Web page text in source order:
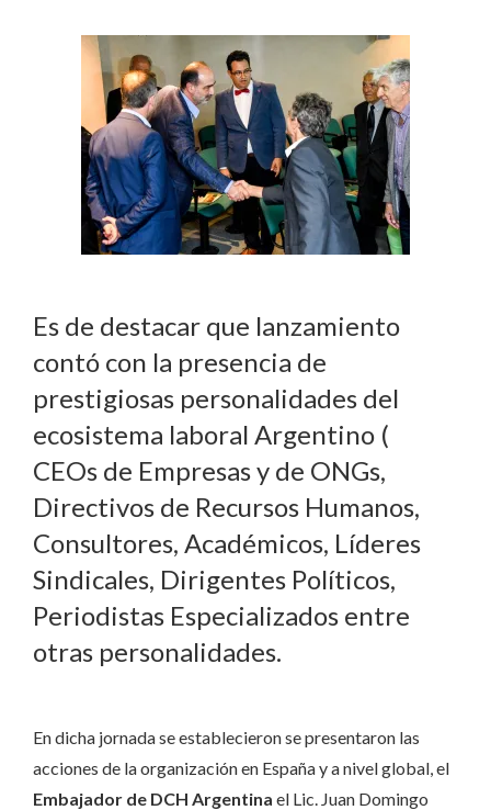
Es de destacar que lanzamiento
contó con la presencia de
prestigiosas personalidades del
ecosistema laboral Argentino (
CEOs de Empresas y de ONGs,
Directivos de Recursos Humanos,
Consultores, Académicos, Líderes
Sindicales, Dirigentes Políticos,
Periodistas Especializados entre
otras personalidades.
En dicha jornada se establecieron se presentaron las
acciones de la organización en España y a nivel global, el
Embajador de DCH Argentina el Lic. Juan Domingo